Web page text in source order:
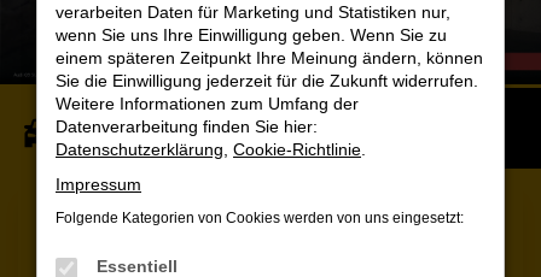
FAHRZEUGSUCHE
verarbeiten Daten für Marketing und Statistiken nur,
wenn Sie uns Ihre Einwilligung geben. Wenn Sie zu
einem späteren Zeitpunkt Ihre Meinung ändern, können
Sie die Einwilligung jederzeit für die Zukunft widerrufen.
Weitere Informationen zum Umfang der
Datenverarbeitung finden Sie hier:
Datenschutzerklärung Cookie-Richtlinie
Impressum
Folgende Kategorien von Cookies werden von uns eingesetzt:
Essentiell